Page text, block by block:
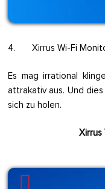
4. Xirrus Wi-Fi
Es mag irrational
attrakativ aus. Und
sich zu holen.
Xirrus